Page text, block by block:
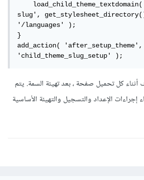
    load_child_theme_textdomain( 'parent-theme-
slug',
'/languages' );
}
add_action( 'after_setup_theme',
'child_theme_slug_setup' );
كل تحميل صفحة ، بعد تهيئة السمة. يتم
الإعداد والتسجيل والتهيئة الأساسية